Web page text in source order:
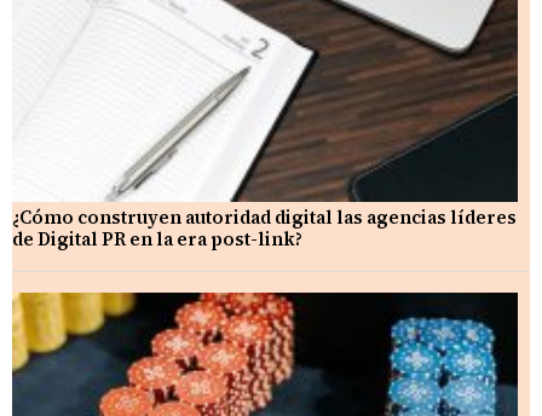
¿Cómo construyen autoridad digital las agencias líderes
de Digital PR en la era post-link?